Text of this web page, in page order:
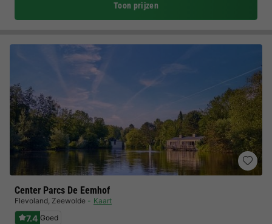
Toon prijzen
Center Parcs De Eemhof
Flevoland, Zeewolde Kaart
7.4 Goed